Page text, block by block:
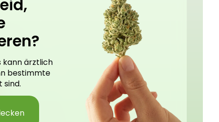
kann ärztlich
bestimmte
sind.